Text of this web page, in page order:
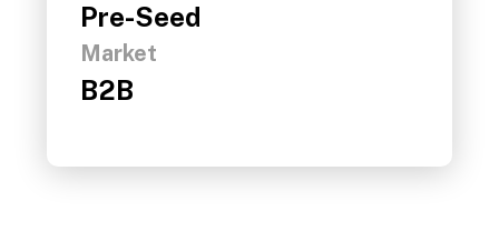
Pre-Seed
Market
B2B